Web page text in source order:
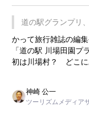
道の駅グランプリ
かって旅行雑誌の編
「道の駅 川場田園
初は川場村？ どこに
永井 彰一社長にイン
した。プレゼンも巧
は、従業員に東京デ
の何かを理解しても
神崎 公一
ツーリズムメディア